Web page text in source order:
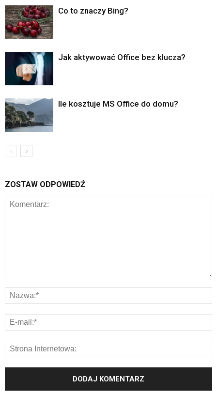
Co to znaczy Bing?
Jak aktywować Office bez klucza?
Ile kosztuje MS Office do domu?
ZOSTAW ODPOWIEDŹ